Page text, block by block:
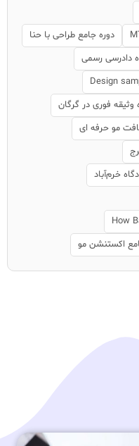
دوره جامع طراحی با حنا
دادرسی رسمی
Design
وثیقه فوری در گرگان
مو حرفه ای
خرم‌آباد
How
اکستنشن مو